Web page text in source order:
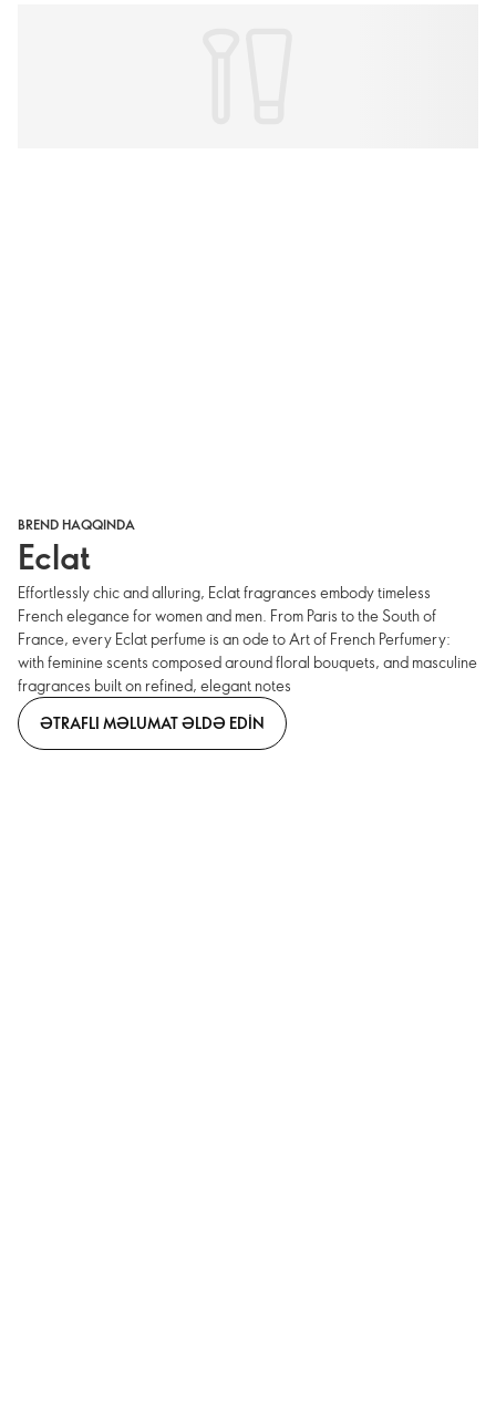
BREND HAQQINDA
Eclat
Effortlessly chic and alluring, Eclat fragrances embody timeless
French elegance for women and men. From Paris to the South of
France, every Eclat perfume is an ode to Art of French Perfumery:
with feminine scents composed around floral bouquets, and masculine
fragrances built on refined, elegant notes
ƏTRAFLI MƏLUMAT ƏLDƏ EDIN